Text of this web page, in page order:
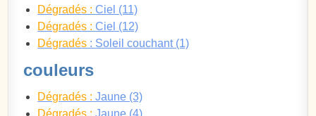
Dégradés : Ciel (11)
Dégradés : Ciel (12)
Dégradés : Soleil couchant (1)
couleurs
Dégradés : Jaune (3)